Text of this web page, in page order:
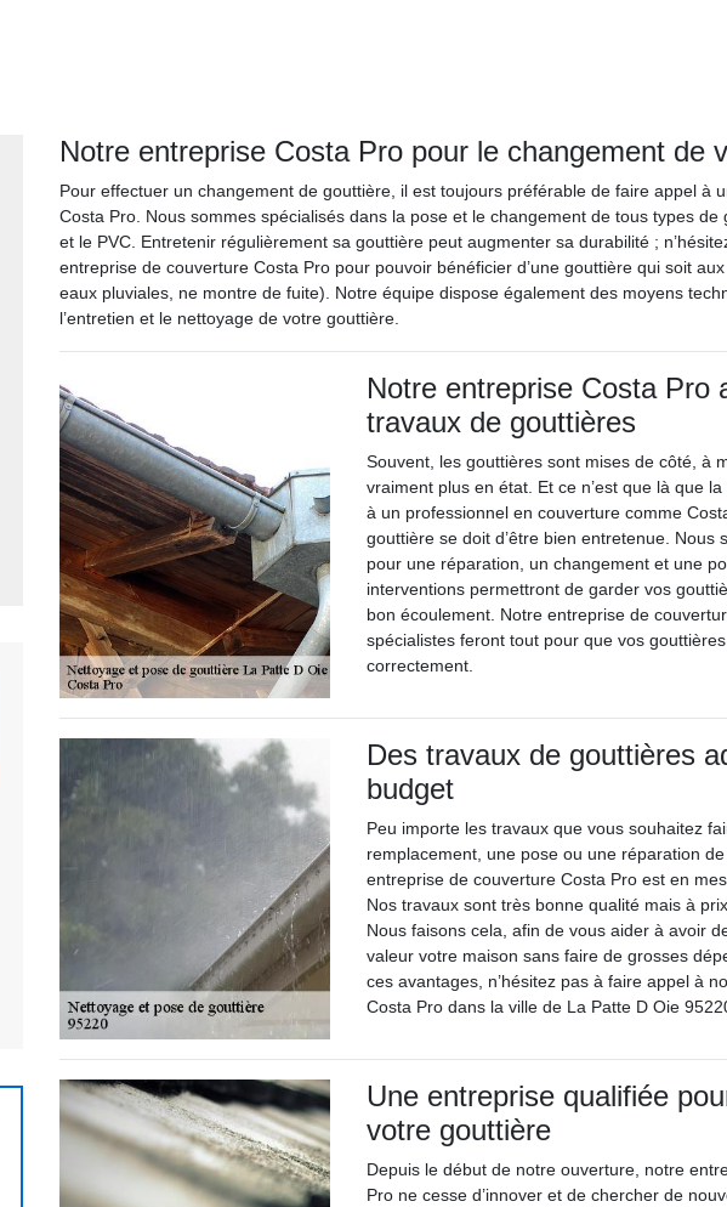
Notre entreprise Costa Pro pour le changement de
Pour effectuer un changement de gouttière, il est toujours préférable de faire appel à
Costa Pro. Nous sommes spécialisés dans la pose et le changement de tous types de
et le PVC. Entretenir régulièrement sa gouttière peut augmenter sa durabilité ;
entreprise de couverture Costa Pro pour pouvoir bénéficier d’une gouttière qui soit
eaux pluviales, ne montre de fuite). Notre équipe dispose également des moyens
l’entretien et le nettoyage de votre gouttière.
Notre entreprise Costa Pro
travaux de gouttières
Souvent, les gouttières sont mises de côté, à
vraiment plus en état. Et ce n’est que là que
à un professionnel en couverture comme
gouttière se doit d’être bien entretenue. Nous
pour une réparation, un changement et une
interventions permettront de garder vos
bon écoulement. Notre entreprise de
spécialistes feront tout pour que vos
correctement.
Des travaux de gouttières
budget
Peu importe les travaux que vous souhaitez
remplacement, une pose ou une réparation
entreprise de couverture Costa Pro est en
Nos travaux sont très bonne qualité mais à
Nous faisons cela, afin de vous aider à avoir
valeur votre maison sans faire de grosses
ces avantages, n’hésitez pas à faire appel à
Costa Pro dans la ville de La Patte D Oie
Une entreprise qualifiée
votre gouttière
Depuis le début de notre ouverture, notre
Pro ne cesse d’innover et de chercher de